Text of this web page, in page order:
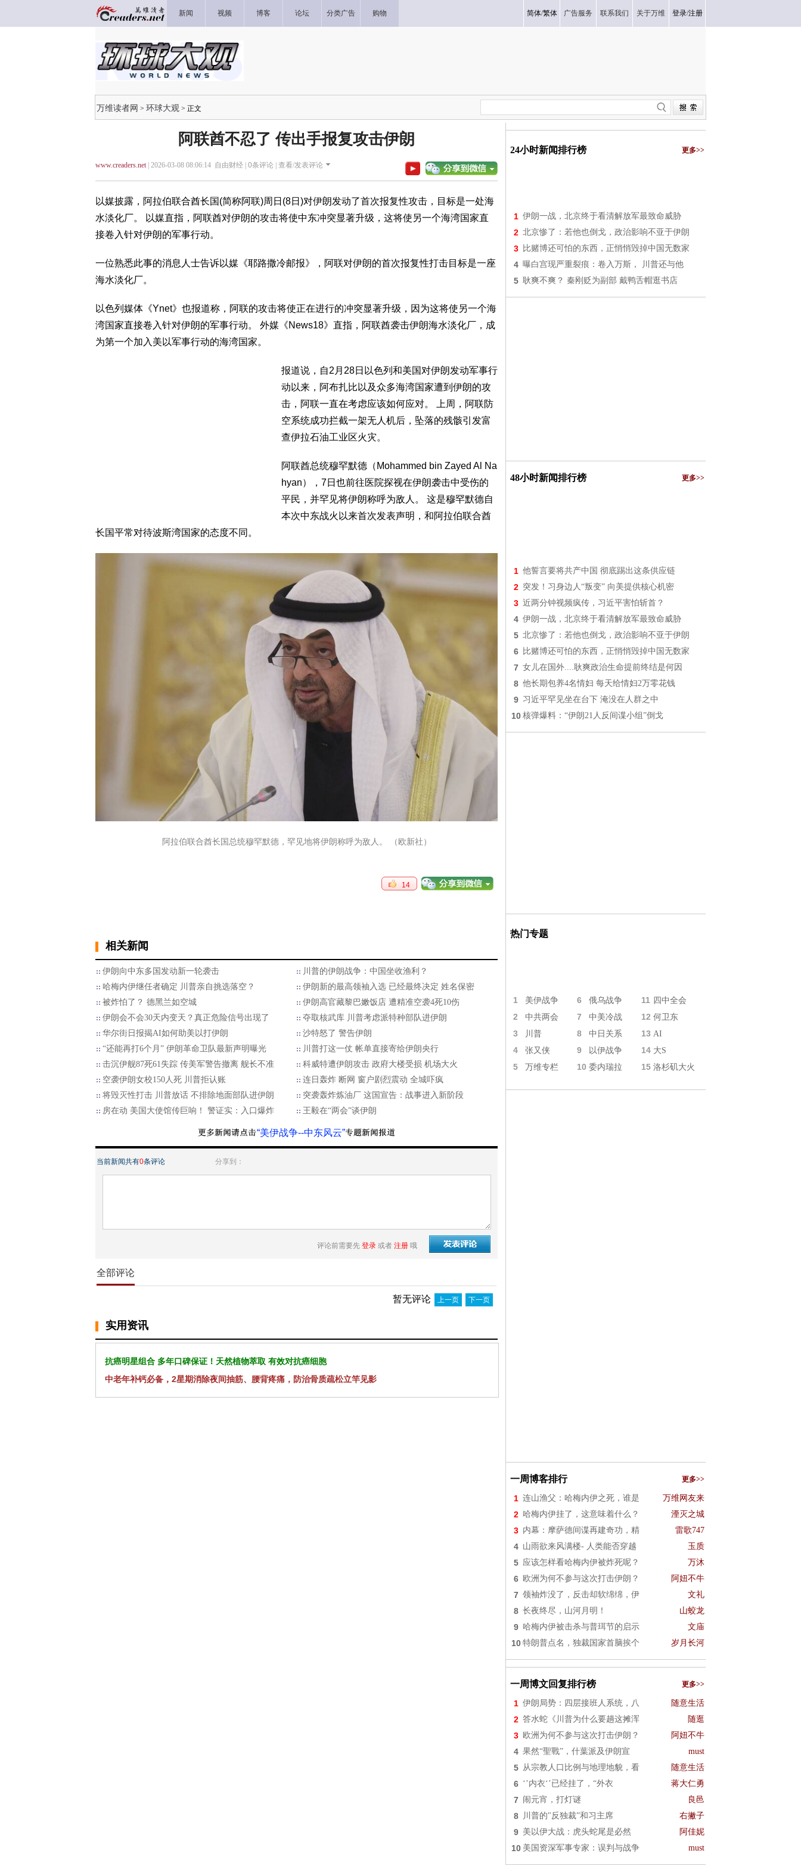
新闻 视频 博客 论坛 分类广告 购物 简体/繁体 广告服务 联系我们 关于万维 登录/注册
万维读者网 > 环球大观 > 正文
阿联酋不忍了 传出手报复攻击伊朗
www.creaders.net| 2026-03-08 08:06:14 自由财经 | 0条评论 | 查看/发表评论
以媒披露，阿拉伯联合酋长国(简称阿联)周日(8日)对伊朗发动了首次报复性攻击，目标是一处海
水淡化厂。 以媒直指，阿联酋对伊朗的攻击将使中东冲突显著升级，这将使另一个海湾国家直
接卷入针对伊朗的军事行动。
一位熟悉此事的消息人士告诉以媒《耶路撒冷邮报》，阿联对伊朗的首次报复性打击目标是一座
海水淡化厂。
以色列媒体《Ynet》也报道称，阿联的攻击将使正在进行的冲突显著升级，因为这将使另一个海
湾国家直接卷入针对伊朗的军事行动。 外媒《News18》直指，阿联酋袭击伊朗海水淡化厂，成
为第一个加入美以军事行动的海湾国家。
报道说，自2月28日以色列和美国对伊朗发动军事行
动以来，阿布扎比以及众多海湾国家遭到伊朗的攻
击，阿联一直在考虑应该如何应对。 上周，阿联防
空系统成功拦截一架无人机后，坠落的残骸引发富
查伊拉石油工业区火灾。
阿联酋总统穆罕默德（Mohammed bin Zayed Al Na
hyan），7日也前往医院探视在伊朗袭击中受伤的
平民，并罕见将伊朗称呼为敌人。 这是穆罕默德自
本次中东战火以来首次发表声明，和阿拉伯联合酋
长国平常对待波斯湾国家的态度不同。
阿拉伯联合酋长国总统穆罕默德，罕见地将伊朗称呼为敌人。 （欧新社）
14
相关新闻
伊朗向中东多国发动新一轮袭击
川普的伊朗战争：中国坐收渔利？
哈梅内伊继任者确定 川普亲自挑选落空？
伊朗新的最高领袖入选 已经最终决定 姓名保密
被炸怕了？ 德黑兰如空城
伊朗高官藏黎巴嫩饭店 遭精准空袭4死10伤
伊朗会不会30天内变天？真正危险信号出现了
夺取核武库 川普考虑派特种部队进伊朗
华尔街日报揭AI如何助美以打伊朗
沙特怒了 警告伊朗
“还能再打6个月” 伊朗革命卫队最新声明曝光
川普打这一仗 帐单直接寄给伊朗央行
击沉伊舰87死61失踪 传美军警告撤离 舰长不准
科威特遭伊朗攻击 政府大楼受损 机场大火
空袭伊朗女校150人死 川普拒认账
连日轰炸 断网 窗户剧烈震动 全城吓疯
将毁灭性打击 川普放话 不排除地面部队进伊朗
突袭轰炸炼油厂 这国宣告：战事进入新阶段
房在动 美国大使馆传巨响！ 警证实：入口爆炸
王毅在“两会”谈伊朗
“美伊战争--中东风云”
当前新闻共有0条评论 分享到：
评论前需要先 登录 或者 注册 哦
全部评论
暂无评论 上一页 下一页
实用资讯
抗癌明星组合 多年口碑保证！天然植物萃取 有效对抗癌细胞
中老年补钙必备，2星期消除夜间抽筋、腰背疼痛，防治骨质疏松立竿见影
24小时新闻排行榜 更多>>
1 伊朗一战，北京终于看清解放军最致命威胁
2 北京惨了：若他也倒戈，政治影响不亚于伊朗
3 比赌博还可怕的东西，正悄悄毁掉中国无数家
4 曝白宫现严重裂痕：卷入万斯， 川普还与他
5 耿爽不爽？ 秦刚贬为副部 戴鸭舌帽逛书店
48小时新闻排行榜 更多>>
1 他誓言要将共产中国 彻底踢出这条供应链
2 突发！习身边人“叛变” 向美提供核心机密
3 近两分钟视频疯传，习近平害怕斩首？
4 伊朗一战，北京终于看清解放军最致命威胁
5 北京惨了：若他也倒戈，政治影响不亚于伊朗
6 比赌博还可怕的东西，正悄悄毁掉中国无数家
7 女儿在国外....耿爽政治生命提前终结是何因
8 他长期包养4名情妇 每天给情妇2万零花钱
9 习近平罕见坐在台下 淹没在人群之中
10 核弹爆料：“伊朗21人反间谍小组”倒戈
热门专题
1 美伊战争 6 俄乌战争 11 四中全会
2 中共两会 7 中美冷战 12 何卫东
3 川普 8 中日关系 13 AI
4 张又侠 9 以伊战争 14 大S
5 万维专栏 10 委内瑞拉 15 洛杉矶大火
一周博客排行 更多>>
1 连山渔父：哈梅内伊之死，谁是 万维网友来
2 哈梅内伊挂了，这意味着什么？ 湮灭之城
3 内幕：摩萨德间谍再建奇功，精 雷歌747
4 山雨欲来风满楼- 人类能否穿越 玉质
5 应该怎样看哈梅内伊被炸死呢？ 万沐
6 欧洲为何不参与这次打击伊朗？ 阿妞不牛
7 领袖炸没了，反击却软绵绵，伊 文礼
8 长夜终尽，山河月明！ 山蛟龙
9 哈梅内伊被击杀与普珥节的启示 文庙
10 特朗普点名，独裁国家首脑挨个 岁月长河
一周博文回复排行榜 更多>>
1 伊朗局势：四层接班人系统，八 随意生活
2 答水蛇《川普为什么要趟这摊浑 随逛
3 欧洲为何不参与这次打击伊朗？ 阿妞不牛
4 果然“聖戰”，什葉派及伊朗宣 must
5 从宗教人口比例与地理地貌，看 随意生活
6 ‘’内衣‘’已经挂了，“外衣 蒋大仁勇
7 闹元宵，打灯谜 良邑
8 川普的"反独裁”和习主席 右撇子
9 美以伊大战：虎头蛇尾是必然 阿佳妮
10 美国资深军事专家：误判与战争 must